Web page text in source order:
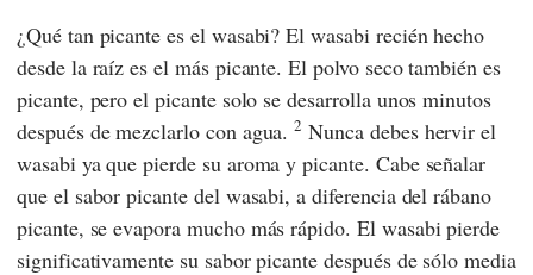
¿Qué tan picante es el wasabi? El wasabi recién hecho
desde la raíz es el más picante. El polvo seco también es
picante, pero el picante solo se desarrolla unos minutos
después de mezclarlo con agua.2 Nunca debes hervir el
wasabi ya que pierde su aroma y picante. Cabe señalar
que el sabor picante del wasabi, a diferencia del rábano
picante, se evapora mucho más rápido. El wasabi pierde
significativamente su sabor picante después de sólo media